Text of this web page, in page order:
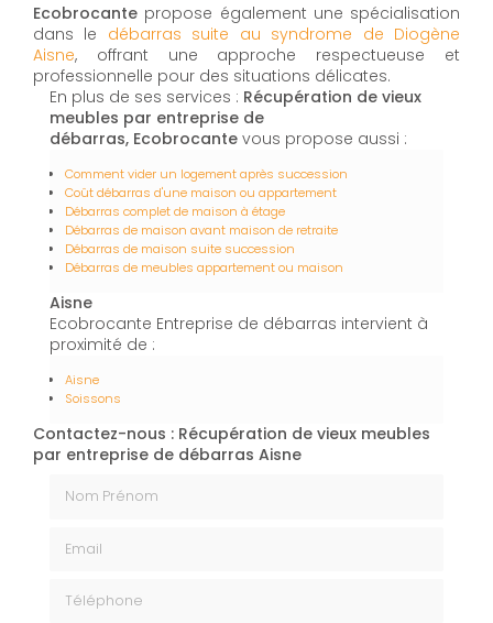
Ecobrocante propose également une spécialisation
dans le débarras suite au syndrome de Diogène
Aisne, offrant une approche respectueuse et
professionnelle pour des situations délicates.
En plus de ses services : Récupération de vieux
meubles par entreprise de
débarras, Ecobrocante vous propose aussi :
Comment vider un logement après succession
Coût débarras d'une maison ou appartement
Débarras complet de maison à étage
Débarras de maison avant maison de retraite
Débarras de maison suite succession
Débarras de meubles appartement ou maison
Aisne
Ecobrocante Entreprise de débarras intervient à
proximité de :
Aisne
Soissons
Contactez-nous : Récupération de vieux meubles
par entreprise de débarras Aisne